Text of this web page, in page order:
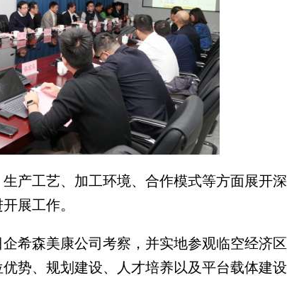
工艺、加工环境、合作模式等方面展开深
展工作。
森美康公司考察，并实地参观临空经济区
势、规划建设、人才培养以及平台载体建设